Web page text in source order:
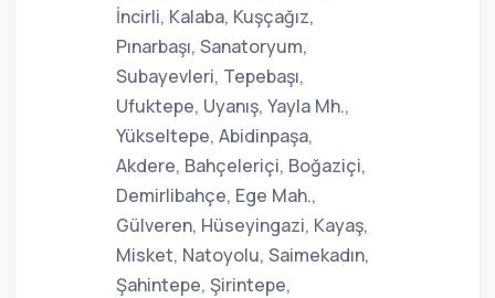
İncirli, Kalaba, Kuşçağız,
Pınarbaşı, Sanatoryum,
Subayevleri, Tepebaşı,
Ufuktepe, Uyanış, Yayla Mh.,
Yükseltepe, Abidinpaşa,
Akdere, Bahçeleriçi, Boğaziçi,
Demirlibahçe, Ege Mah.,
Gülveren, Hüseyingazi, Kayaş,
Misket, Natoyolu, Saimekadın,
Şahintepe, Şirintepe,